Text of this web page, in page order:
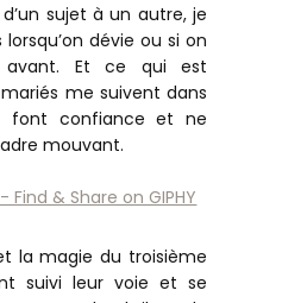
sujet à un autre, je
dévie ou si on
Et ce qui est
me suivent dans
font confiance et ne
mouvant.
la magie du troisième
suivi leur voie et se